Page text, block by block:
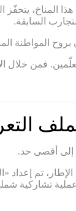
يتحفّز
السابقة.
المواطنة
فمن خلال
إلى أقصى حد.
تم إعداد
تشاركية